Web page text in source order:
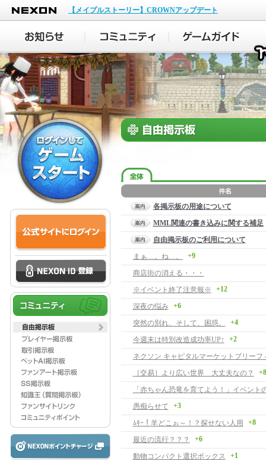
NEXON
【メイプルストーリー】CROWNアップデート
各掲示板の用途について
MML関連の書き込みに関する補足
自由掲示板のご利用について
まぁ…。ね…。
+9
商店街の消える・・・
※イベント終了注意報※
+12
深夜の悩み +6
突然の別れ、そして、困惑。 +4
今週末は特別改造成功率UP↑ +2
［交易］より広い世界 大丈夫なの？ +8
「赤ちゃん恐竜を育てよう！」イベント
愚痴らせて
+3
ﾑｷｰ！羊どこぉ～！？探せない人用 +8
最近の流行？？？ +6
動物コンパクト選択ボックス +1